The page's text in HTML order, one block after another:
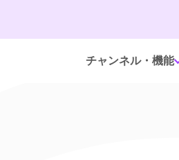
チャンネル・機能